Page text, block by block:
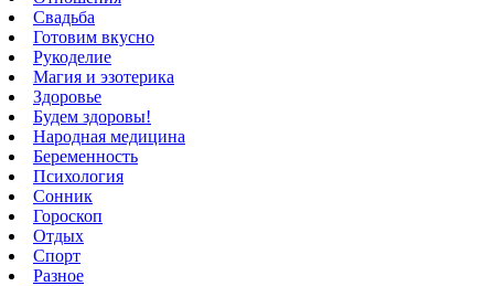
Свадьба
Готовим вкусно
Рукоделие
Магия и эзотерика
Здоровье
Будем здоровы!
Народная медицина
Беременность
Психология
Сонник
Гороскоп
Отдых
Спорт
Разное